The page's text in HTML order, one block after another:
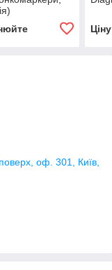
оф. 301, Київ,